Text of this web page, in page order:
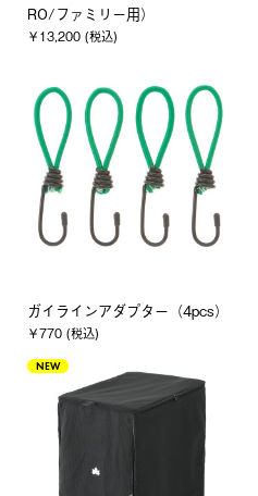
RO/ファミリー用）
￥13,200 (税込)
ガイラインアダプター（4pcs）
￥770 (税込)
NEW